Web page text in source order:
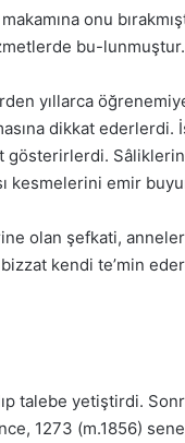
onu
bu-lunmuştur.
yıllarca
dikkat
gösterirlerdi.
kesmelerini emir
olan şefkati,
kendi te’min
talebe yetiştirdi.
1273 (m.1856)